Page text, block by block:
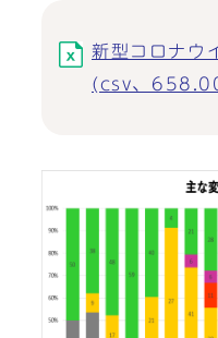
新型コロナウ
(csv、